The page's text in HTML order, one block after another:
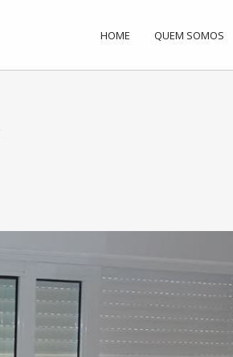
HOME QUEM SOMOS